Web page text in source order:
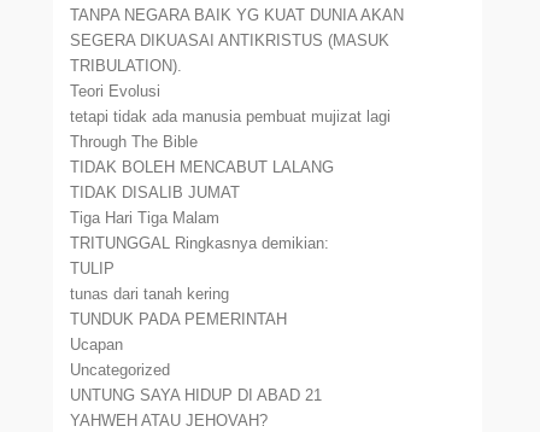
TANPA NEGARA BAIK YG KUAT DUNIA AKAN
SEGERA DIKUASAI ANTIKRISTUS (MASUK
TRIBULATION).
Teori Evolusi
tetapi tidak ada manusia pembuat mujizat lagi
Through The Bible
TIDAK BOLEH MENCABUT LALANG
TIDAK DISALIB JUMAT
Tiga Hari Tiga Malam
TRITUNGGAL Ringkasnya demikian:
TULIP
tunas dari tanah kering
TUNDUK PADA PEMERINTAH
Ucapan
Uncategorized
UNTUNG SAYA HIDUP DI ABAD 21
YAHWEH ATAU JEHOVAH?